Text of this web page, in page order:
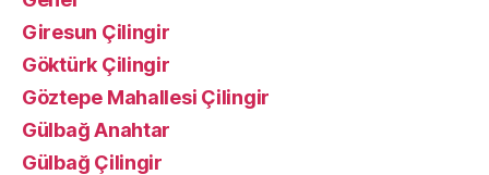
Giresun Çilingir
Göktürk Çilingir
Göztepe Mahallesi Çilingir
Gülbağ Anahtar
Gülbağ Çilingir